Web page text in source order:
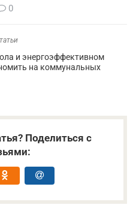
0
и энергоэффективном
на коммунальных
Поделиться с